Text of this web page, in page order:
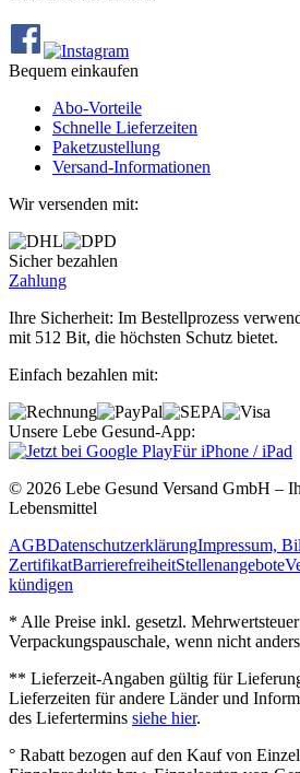
Bequem einkaufen
Abo‐Vorteile
Schnelle Lieferzeiten
Paketzustellung
Versand‐Informationen
Wir versenden mit:
Sicher bezahlen
Zahlung
Ihre Sicherheit: Im Bestellprozess
mit 512 Bit, die höchsten Schutz bietet.
Einfach bezahlen mit:
Unsere Lebe Gesund-App:
Für iPhone / iPad
© 2026 Lebe Gesund Versand GmbH –
Lebensmittel
AGBDatenschutzerklärungImpressum,
ZertifikatBarrierefreiheitStellenangebote
kündigen
* Alle Preise inkl. gesetzl.
Verpackungspauschale, wenn nicht
** Lieferzeit‐Angaben gültig für
Lieferzeiten für andere Länder und
des Liefertermins siehe hier.
° Rabatt bezogen auf den Kauf von